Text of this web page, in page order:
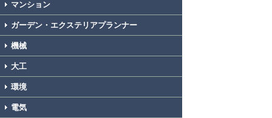
マンション
ガーデン・エクステリアプランナー
機械
大工
環境
電気